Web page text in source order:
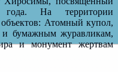
года. На территории
Атомный купол,
и бумажным журавликам,
и монумент жертвам